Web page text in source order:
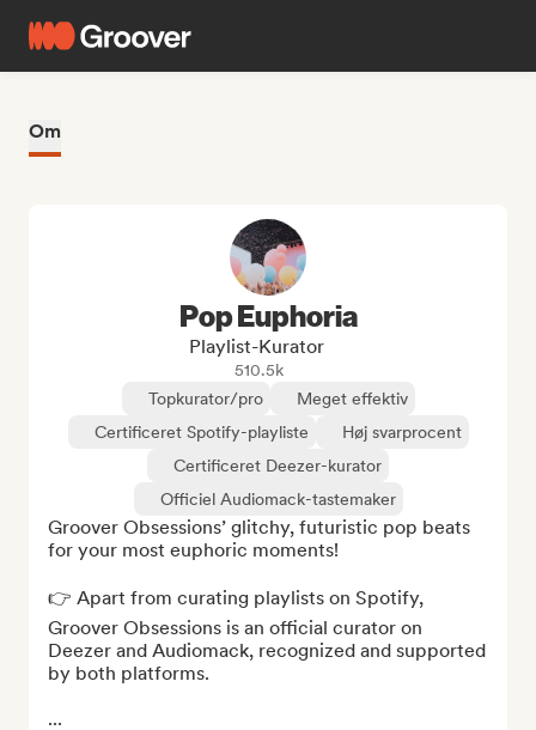
Om
Pop Euphoria
Playlist-Kurator
510.5k
Topkurator/pro
Meget effektiv
Certificeret Spotify-playliste
Høj svarprocent
Certificeret Deezer-kurator
Officiel Audiomack-tastemaker
Groover Obsessions’ glitchy, futuristic pop beats
for your most euphoric moments!
👉 Apart from curating playlists on Spotify,
Groover Obsessions is an official curator on
Deezer and Audiomack, recognized and supported
by both platforms.
...